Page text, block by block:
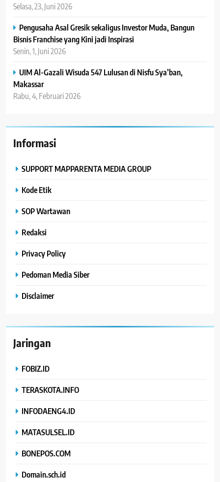
Selasa, 23, Juni 2026
Pengusaha Asal Gresik sekaligus Investor Muda, Bangun
Bisnis Franchise yang Kini jadi Inspirasi
Senin, 1, Juni 2026
UIM Al-Gazali Wisuda 547 Lulusan di Nisfu Sya’ban,
Makassar
Rabu, 4, Februari 2026
Informasi
SUPPORT MAPPARENTA MEDIA GROUP
Kode Etik
SOP Wartawan
Redaksi
Privacy Policy
Pedoman Media Siber
Disclaimer
Jaringan
FOBIZ.ID
TERASKOTA.INFO
INFODAENG4.ID
MATASULSEL.ID
BONEPOS.COM
Domain.sch.id